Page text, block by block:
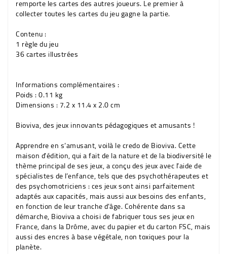
remporte les cartes des autres joueurs. Le premier à
collecter toutes les cartes du jeu gagne la partie.
Contenu :
1 règle du jeu
36 cartes illustrées
Informations complémentaires :
Poids : 0.11 kg
Dimensions : 7.2 x 11.4 x 2.0 cm
Bioviva, des jeux innovants pédagogiques et amusants !
Apprendre en s’amusant, voilà le credo de Bioviva. Cette
maison d’édition, qui a fait de la nature et de la biodiversité le
thème principal de ses jeux, a conçu des jeux avec l’aide de
spécialistes de l’enfance, tels que des psychothérapeutes et
des psychomotriciens : ces jeux sont ainsi parfaitement
adaptés aux capacités, mais aussi aux besoins des enfants,
en fonction de leur tranche d’âge. Cohérente dans sa
démarche, Bioviva a choisi de fabriquer tous ses jeux en
France, dans la Drôme, avec du papier et du carton FSC, mais
aussi des encres à base végétale, non toxiques pour la
planète.